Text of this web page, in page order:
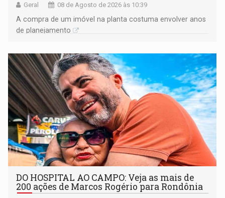
Geral 08 de Agosto de 2026 às 10:39
A compra de um imóvel na planta costuma envolver anos
de planejamento
DO HOSPITAL AO CAMPO: Veja as mais de
200 ações de Marcos Rogério para Rondônia